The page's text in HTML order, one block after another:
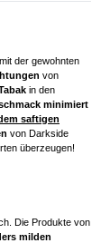
der gewohnten
von
in den
minimiert
saftigen
von Darkside
überzeugen!
Die Produkte von
milden